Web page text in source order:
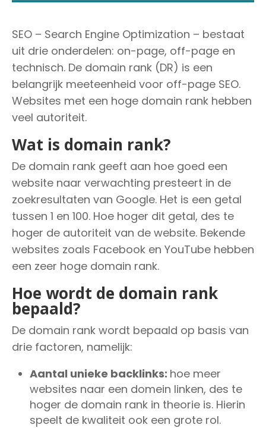
SEO – Search Engine Optimization – bestaat
uit drie onderdelen: on-page, off-page en
technisch. De domain rank (DR) is een
belangrijk meeteenheid voor off-page SEO.
Websites met een hoge domain rank hebben
veel autoriteit.
Wat is domain rank?
De domain rank geeft aan hoe goed een
website naar verwachting presteert in de
zoekresultaten van Google. Het is een getal
tussen 1 en 100. Hoe hoger dit getal, des te
hoger de autoriteit van de website. Bekende
websites zoals Facebook en YouTube hebben
een zeer hoge domain rank.
Hoe wordt de domain rank
bepaald?
De domain rank wordt bepaald op basis van
drie factoren, namelijk:
Aantal unieke backlinks: hoe meer
websites naar een domein linken, des te
hoger de domain rank in theorie is. Hierin
speelt de kwaliteit ook een grote rol.